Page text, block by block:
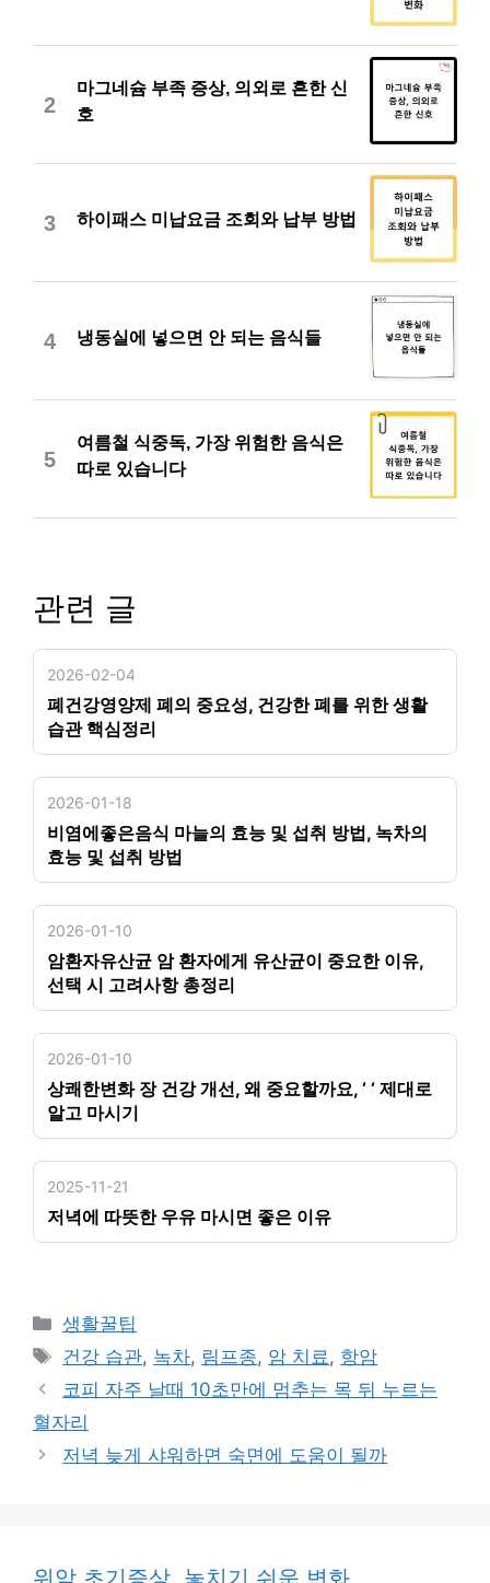
2
마그네슘 부족 증상, 의외로 흔한 신
호
3 하이패스 미납요금 조회와 납부 방법
4 냉동실에 넣으면 안 되는 음식들
5
여름철 식중독, 가장 위험한 음식은
따로 있습니다
관련 글
2026-02-04
폐건강영양제 폐의 중요성, 건강한 폐를 위한 생활
습관 핵심정리
2026-01-18
비염에좋은음식 마늘의 효능 및 섭취 방법, 녹차의
효능 및 섭취 방법
2026-01-10
암환자유산균 암 환자에게 유산균이 중요한 이유,
선택 시 고려사항 총정리
2026-01-10
상쾌한변화 장 건강 개선, 왜 중요할까요, ‘ ‘ 제대로
알고 마시기
2025-11-21
저녁에 따뜻한 우유 마시면 좋은 이유
카
테
리
생활꿀팁
태
그
건강 습관, 녹차, 림프종, 암 치료, 항암
코피 자주 날때 10초만에 멈추는 목 뒤 누르는
혈자리
저녁 늦게 샤워하면 숙면에 도움이 될까
위암 초기증상, 놓치기 쉬운 변화